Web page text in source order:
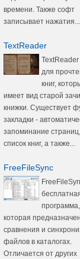
времени. Также софт
записывает нажатия...
TextReader
для
книг,
имеет вид старой
книжки. Существует
закладки -
запоминание
список книг, а также...
FreeFileSync
программа,
которая
сравнения и
файлов в каталогах.
Отличается от других